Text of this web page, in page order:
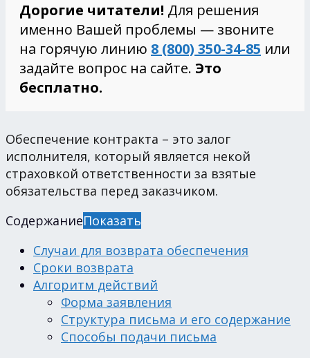
Дорогие читатели! Для решения
именно Вашей проблемы — звоните
на горячую линию 8 (800) 350-34-85 или
задайте вопрос на сайте. Это
бесплатно.
Обеспечение контракта – это залог
исполнителя, который является некой
страховкой ответственности за взятые
обязательства перед заказчиком.
СодержаниеПоказать
Случаи для возврата обеспечения
Сроки возврата
Алгоритм действий
Форма заявления
Структура письма и его содержание
Способы подачи письма